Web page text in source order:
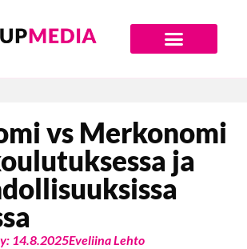
vs Merkonomi
ja
14.8.2025Eveliina Lehto